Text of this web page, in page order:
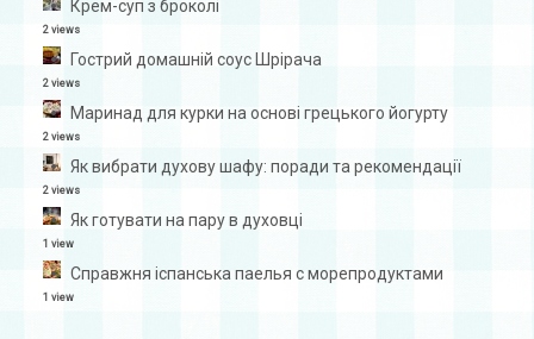
Крем-суп з броколі
2 views
Гострий домашній соус Шрірача
2 views
Маринад для курки на основі грецького йогурту
2 views
Як вибрати духову шафу: поради та рекомендації
2 views
Як готувати на пару в духовці
1 view
Справжня іспанська паелья с морепродуктами
1 view